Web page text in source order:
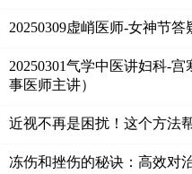
20250309虚峭医师-女神节答
20250301气学中医讲妇科-
事医师主讲）
近视不再是困扰！这个方法
冻伤和挫伤的秘诀：高效对